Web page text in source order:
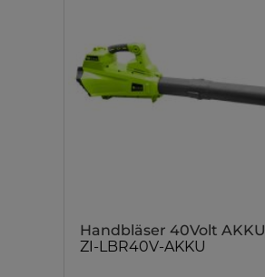
Handbläser 40Volt AKKU
ZI-LBR40V-AKKU